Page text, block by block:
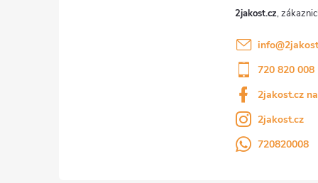
2jakost.cz
info@
720 820 008
2jakost.cz
2jakost.cz
720820008